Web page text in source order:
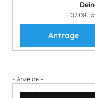
07.08.
Anfrage
- Anzeige -